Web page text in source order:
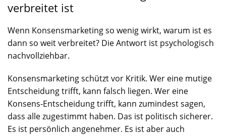
verbreitet ist
Wenn Konsensmarketing so wenig wirkt, warum ist es
dann so weit verbreitet? Die Antwort ist psychologisch
nachvollziehbar.
Konsensmarketing schützt vor Kritik. Wer eine mutige
Entscheidung trifft, kann falsch liegen. Wer eine
Konsens-Entscheidung trifft, kann zumindest sagen,
dass alle zugestimmt haben. Das ist politisch sicherer.
Es ist persönlich angenehmer. Es ist aber auch